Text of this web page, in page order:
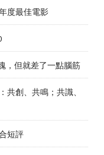
度最佳電影
，但就差了一點腦筋
共創、共鳴；共識、
短評